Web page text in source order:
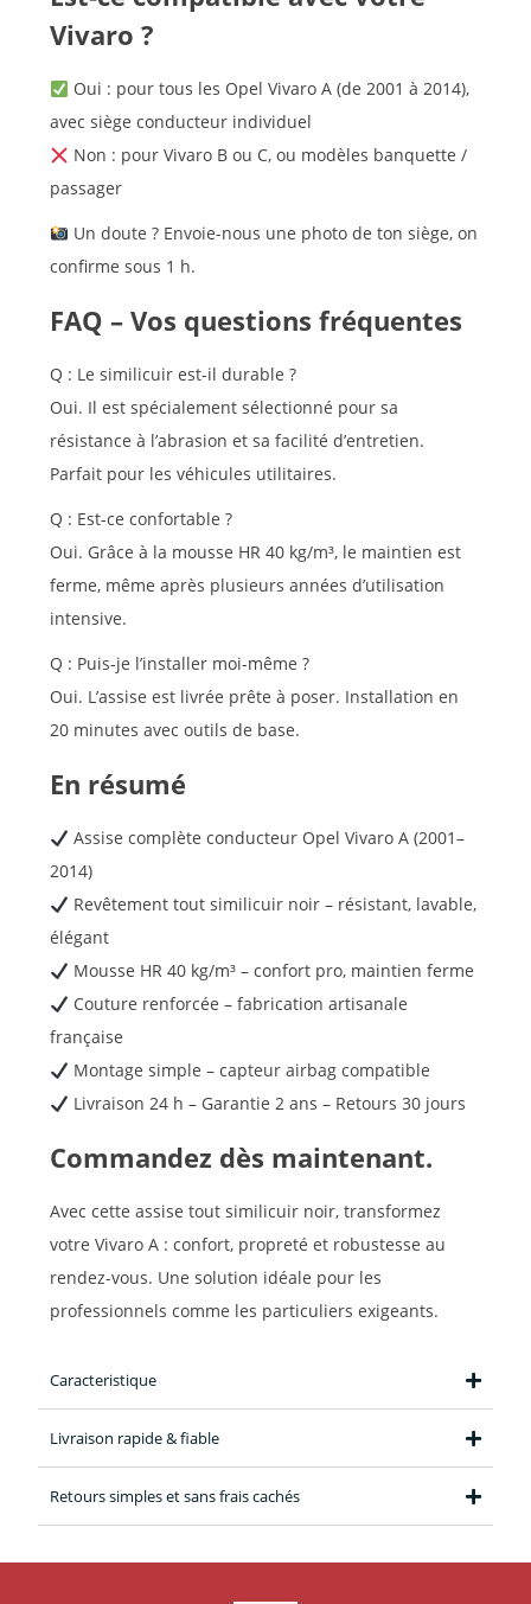
Vivaro ?
Oui : pour tous les Opel Vivaro A (de 2001 à 2014),
avec siège conducteur individuel
Non : pour Vivaro B ou C, ou modèles banquette /
passager
Un doute ? Envoie-nous une photo de ton siège, on
confirme sous 1 h.
FAQ – Vos questions fréquentes
Q : Le similicuir est-il durable ?
Oui. Il est spécialement sélectionné pour sa
résistance à l’abrasion et sa facilité d’entretien.
Parfait pour les véhicules utilitaires.
Q : Est-ce confortable ?
Oui. Grâce à la mousse HR 40 kg/m³, le maintien est
ferme, même après plusieurs années d’utilisation
intensive.
Q : Puis-je l’installer moi-même ?
Oui. L’assise est livrée prête à poser. Installation en
20 minutes avec outils de base.
En résumé
Assise complète conducteur Opel Vivaro A (2001–
2014)
Revêtement tout similicuir noir – résistant, lavable,
élégant
Mousse HR 40 kg/m³ – confort pro, maintien ferme
Couture renforcée – fabrication artisanale
française
Montage simple – capteur airbag compatible
Livraison 24 h – Garantie 2 ans – Retours 30 jours
Commandez dès maintenant.
Avec cette assise tout similicuir noir, transformez
votre Vivaro A : confort, propreté et robustesse au
rendez-vous. Une solution idéale pour les
professionnels comme les particuliers exigeants.
Caracteristique
Livraison rapide & fiable
Retours simples et sans frais cachés